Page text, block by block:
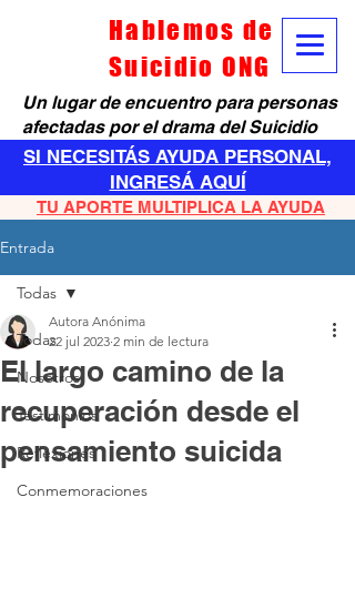
Hablemos de
Suicidio ONG
SI NECESITÁS AYUDA PERSONAL,
INGRESÁ AQUÍ
Un lugar de encuentro para personas
afectadas por el drama del Suicidio
TU APORTE MULTIPLICA LA AYUDA
Entrada
Todas
Nosotros
Testimonios
Reflexiones
Conmemoraciones
Todas
El largo camino de la
recuperación desde el
pensamiento suicida
Autora Anónima
22 jul 2023 2 min de lectura